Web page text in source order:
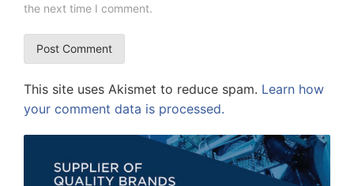
the next time I comment.
This site uses Akismet to reduce spam. Learn how
your comment data is processed.